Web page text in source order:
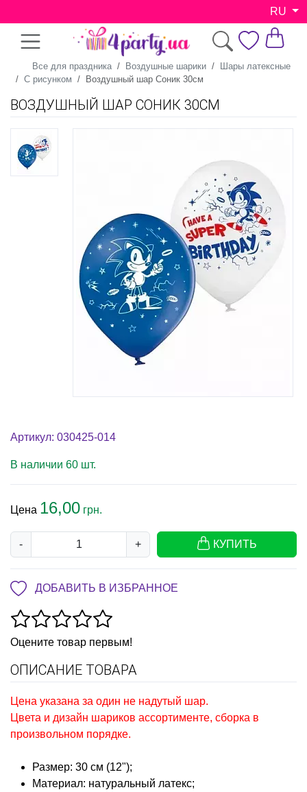
RU
Все для праздника Воздушные шарики
Шары латексные
С рисунком
Воздушный шар Соник 30см
ВОЗДУШНЫЙ ШАР СОНИК 30СМ
Артикул: 030425-014
В наличии 60 шт.
Цена 16,00 грн.
- + КУПИТЬ
ДОБАВИТЬ В ИЗБРАННОЕ
Оцените товар первым!
ОПИСАНИЕ ТОВАРА
Цена указана за один не надутый шар.
Цвета и дизайн шариков ассортименте, сборка в
произвольном порядке.
Размер: 30 см (12");
Материал: натуральный латекс;